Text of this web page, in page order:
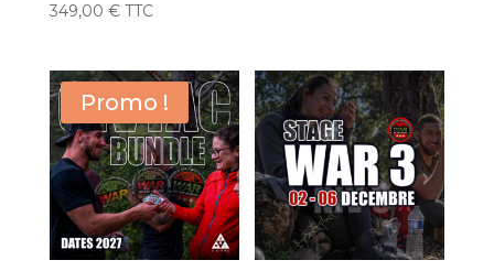
349,00 € TTC
1247,00 €.999,00 €.
Promo !